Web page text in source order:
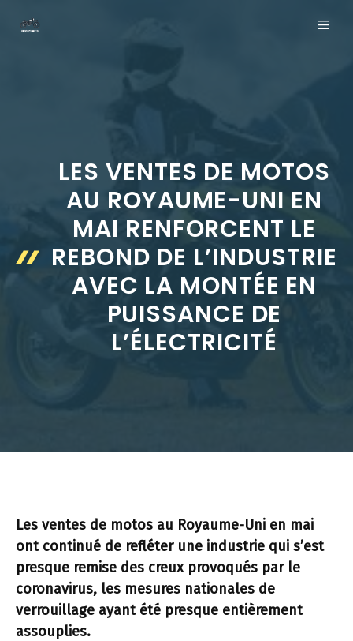
LES VENTES DE MOTOS
AU ROYAUME-UNI EN
MAI RENFORCENT LE
REBOND DE L’INDUSTRIE
AVEC LA MONTÉE EN
PUISSANCE DE
L’ÉLECTRICITÉ
Les ventes de motos au Royaume-Uni en mai
ont continué de refléter une industrie qui s’est
presque remise des creux provoqués par le
coronavirus, les mesures nationales de
verrouillage ayant été presque entièrement
assouplies.